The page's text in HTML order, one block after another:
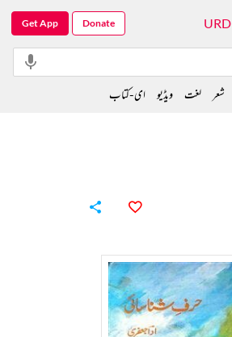
URD
Get App Donate
شعر لغت ویڈیو ای-کتاب